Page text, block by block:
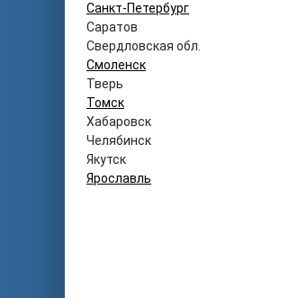
Санкт-Петербург
Саратов
Свердловская обл.
Смоленск
Тверь
Томск
Хабаровск
Челябинск
Якутск
Ярославль